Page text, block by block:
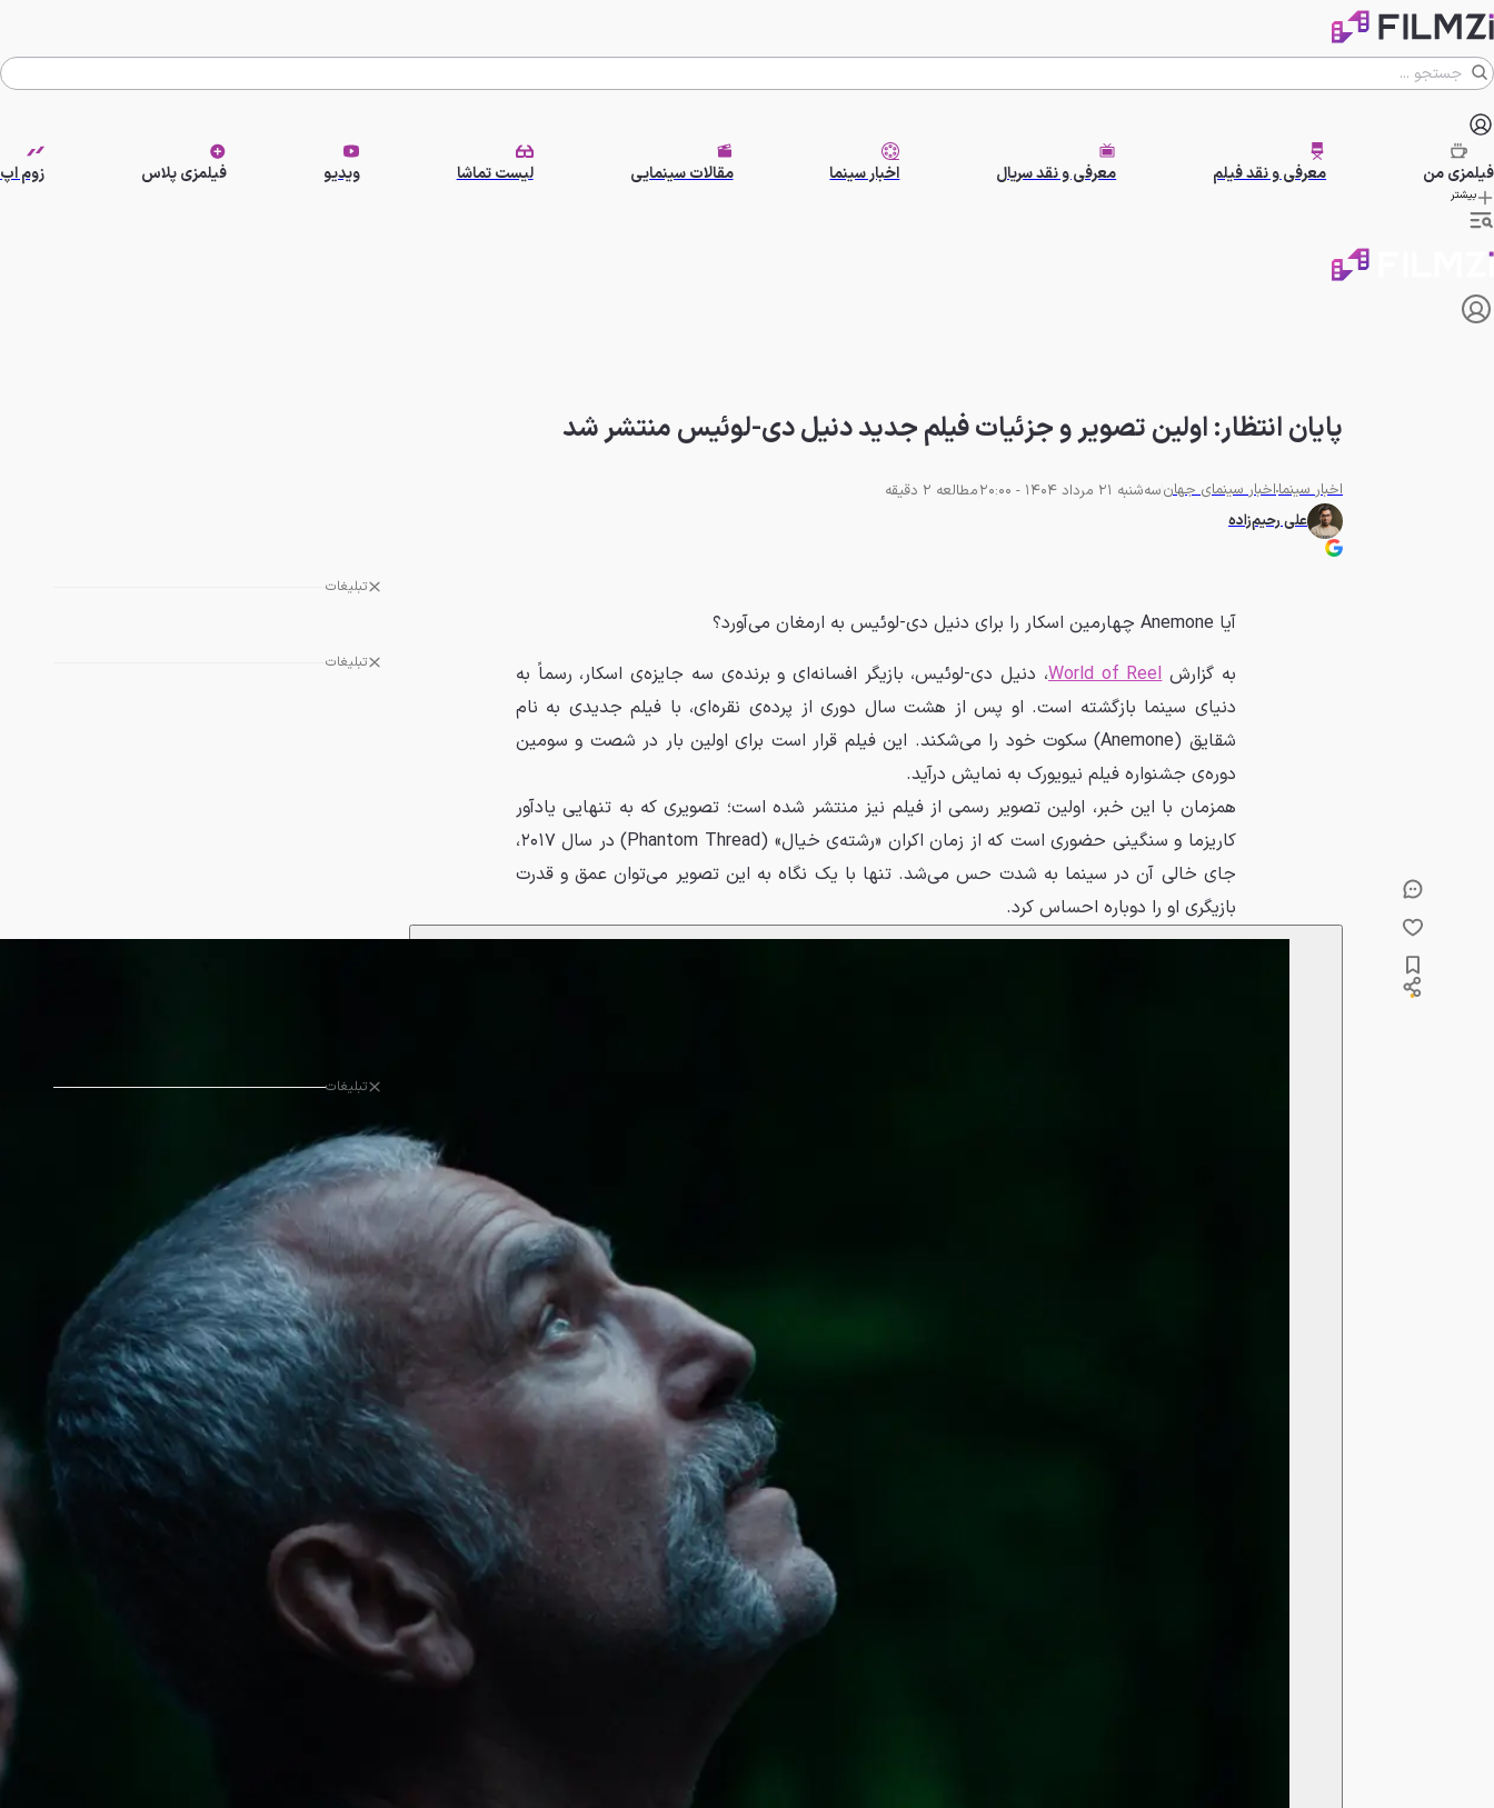
فیلمزیمن معرفی و نقد فیلم معرفی و نقد سریال اخبار سینما مقالات سینمایی لیست تماشا ویدیو فیلمزی پلاس زوم اپ
بیشتر
پایان انتظار: اولین تصویر و جزئیات فیلم جدید دنیل دی-لوئیس منتشر شد
اخبار سینمااخبار سینمای جهانسه‌شنبه 21 مرداد 1404 - 20:00
مطالعه 2 دقیقه
علی رحیم‌زاده
تبلیغات
تبلیغات
تبلیغات
آیا Anemone چهارمین اسکار را برای دنیل دی-لوئیس به ارمغان می‌آورد؟
به گزارشWorld of Reel، دنیل دی-لوئیس، بازیگر افسانه‌ای و برنده‌ی سه جایزه‌ی اسکار، رسماً به
دنیای سینما بازگشته است. او پس از هشت سال دوری از پرده‌ی نقره‌ای، با فیلم جدیدی به نام
شقایق (Anemone) سکوت خود را می‌شکند. این فیلم قرار است برای اولین بار در شصت و سومین
دوره‌ی جشنواره فیلم نیویورک به نمایش درآید.
همزمان با این خبر، اولین تصویر رسمی از فیلم نیز منتشر شده است؛ تصویری که به تنهایی یادآور
کاریزما و سنگینی حضوری است که از زمان اکران «رشته‌ی خیال» (Phantom Thread) در سال ۲۰۱۷،
جای خالی آن در سینما به شدت حس می‌شد. تنها با یک نگاه به این تصویر می‌توان عمق و قدرت
بازیگری او را دوباره احساس کرد.